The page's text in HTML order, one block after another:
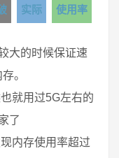
实际 使用率
大的时候保证速
。
就用过5G左右的
了
内存使用率超过